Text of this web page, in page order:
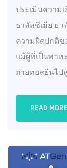
ประเมินความ
ธาลัสซีเมีย ธ
ความผิดปกติข
แม้ผู้ที่เป็นพาห
ถ่ายทอดยีนไป
READ MORE